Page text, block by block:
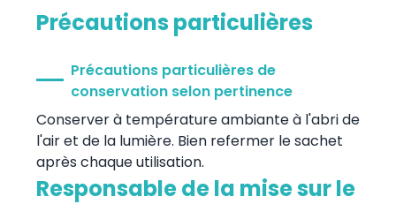
Précautions particulières
Précautions particulières de
conservation selon pertinence
Conserver à température ambiante à l'abri de
l'air et de la lumière. Bien refermer le sachet
après chaque utilisation.
Responsable de la mise sur le